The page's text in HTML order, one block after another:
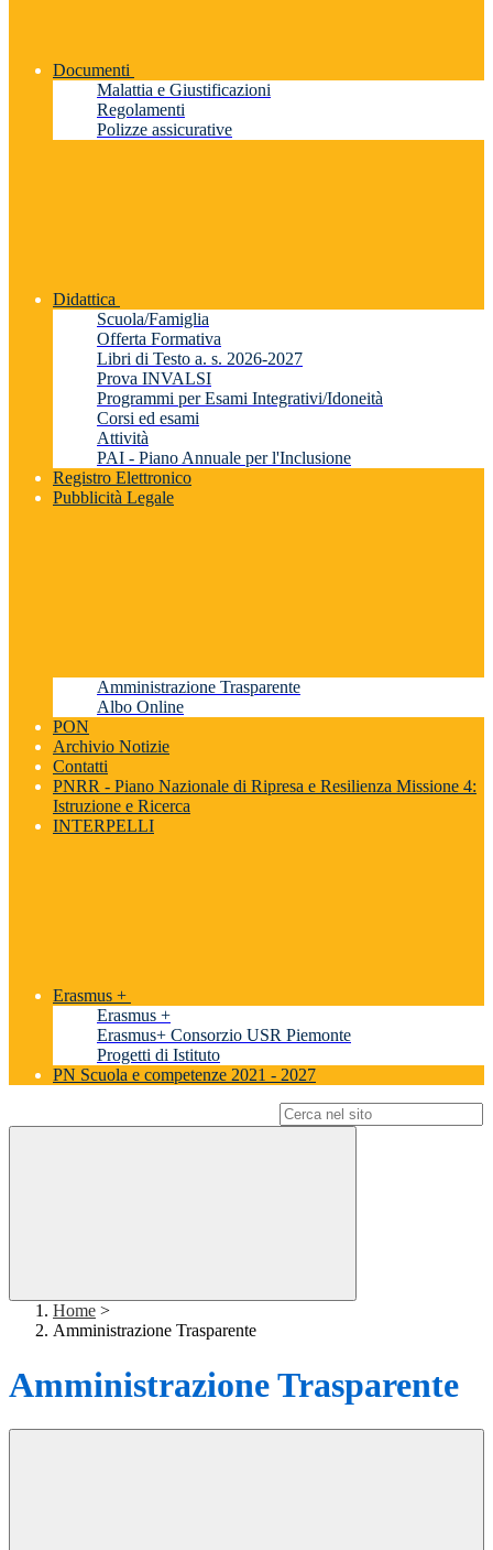
Documenti
Malattia e Giustificazioni
Regolamenti
Polizze assicurative
Didattica
Scuola/Famiglia
Offerta Formativa
Libri di Testo a. s. 2026-2027
Prova INVALSI
Programmi per Esami Integrativi/Idoneità
Corsi ed esami
Attività
PAI - Piano Annuale per l'Inclusione
Registro Elettronico
Pubblicità Legale
Amministrazione Trasparente
Albo Online
PON
Archivio Notizie
Contatti
PNRR - Piano Nazionale di Ripresa e Resilienza Missione 4:
Istruzione e Ricerca
INTERPELLI
Erasmus +
Erasmus +
Erasmus+ Consorzio USR Piemonte
Progetti di Istituto
PN Scuola e competenze 2021 - 2027
Home >
Amministrazione Trasparente
Amministrazione Trasparente